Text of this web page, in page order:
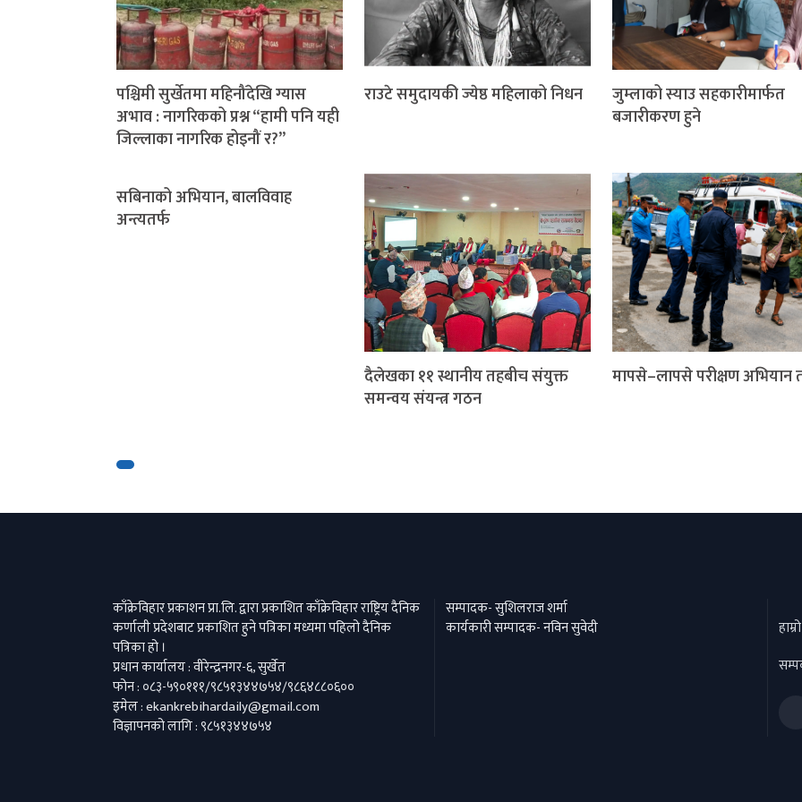
पश्चिमी सुर्खेतमा महिनौंदेखि ग्यास
अभाव : नागरिकको प्रश्न “हामी पनि यही
जिल्लाका नागरिक होइनौं र?”
राउटे समुदायकी ज्येष्ठ महिलाको निधन
जुम्लाको स्याउ सहकारीमार्फत
बजारीकरण हुने
सबिनाको अभियान, बालविवाह
अन्त्यतर्फ
दैलेखका ११ स्थानीय तहबीच संयुक्त
समन्वय संयन्त्र गठन
मापसे–लापसे परीक्षण अभियान
काँक्रेविहार प्रकाशन प्रा.लि. द्वारा प्रकाशित काँक्रेविहार राष्ट्रिय दैनिक
कर्णाली प्रदेशबाट प्रकाशित हुने पत्रिका मध्यमा पहिलो दैनिक
पत्रिका हो ।
प्रधान कार्यालय : वीरेन्द्रनगर-६, सुर्खेत
फोन : ०८३-५९०१११/९८५१३४४७५४/९८६४८८०६००
इमेल : ekankrebihardaily@gmail.com
विज्ञापनको लागि : ९८५१३४४७५४
सम्पादक- सुशिलराज शर्मा
कार्यकारी सम्पादक- नविन सुवेदी